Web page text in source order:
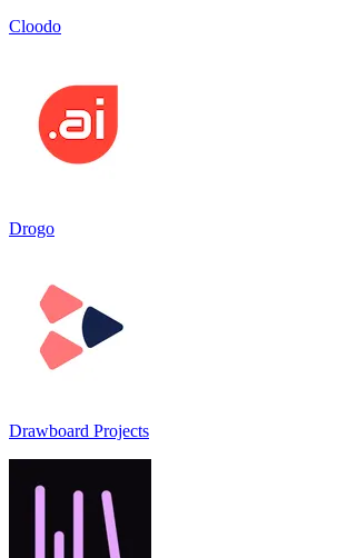
Cloodo
Drogo
Drawboard Projects